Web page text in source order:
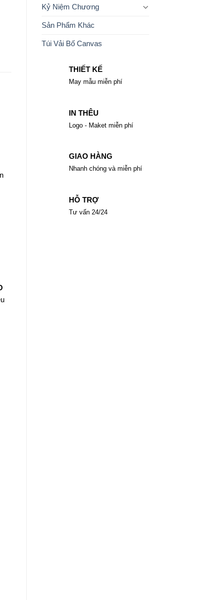
Kỷ Niệm Chương
Sản Phẩm Khác
Túi Vải Bố Canvas
THIẾT KẾ
May mẫu miễn phí
IN THÊU
Logo - Maket miễn phí
GIAO HÀNG
Nhanh chóng và miễn phí
HỖ TRỢ
Tư vấn 24/24